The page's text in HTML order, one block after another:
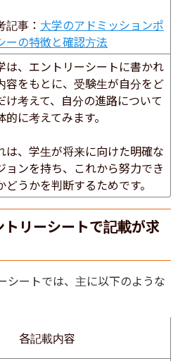
記事： 大学のアドミッションポ
ーの特徴と確認方法
は、エントリーシートに書かれ
容をもとに、受験生が自分をど
け考えて、自分の進路について
的に考えてみます。
は、学生が将来に向けた明確な
ョンを持ち、これから努力でき
どうかを判断するためです。
リーシートで記載が求
シートでは、主に以下のような
各記載内容